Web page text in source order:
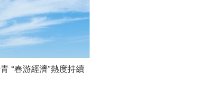
“春游經濟”熱度持續